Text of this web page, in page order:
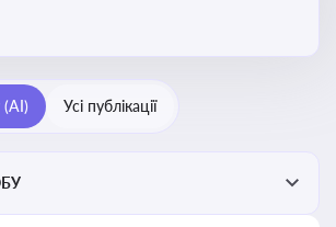
сферах — від управління бізнесом
(AI) Усі публікації